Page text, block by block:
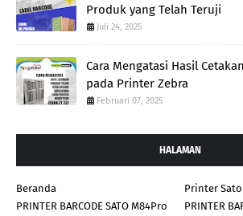
Produk yang Telah Teruji
Juli 24, 2025
Cara Mengatasi Hasil
pada Printer Zebra
Februari 07, 2025
HALAMAN
Beranda
Printer Sato
PRINTER BARCODE SATO M84Pro
PRINTER